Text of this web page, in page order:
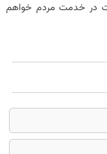
در خدمت مردم خواهم